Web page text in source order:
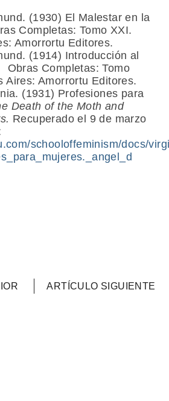
(1930) El Malestar en la
Completas: Tomo XXI.
Amorrortu Editores.
(1914) Introducción al
Obras Completas: Tomo
Aires: Amorrortu Editores.
(1931) Profesiones para
Death of the Moth and
Recuperado el 9 de marzo
schooloffeminism/docs/
ARTÍCULO SIGUIENTE